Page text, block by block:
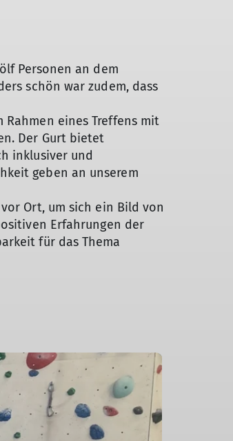
Personen an dem
schön war zudem, dass
eines Treffens mit
Der Gurt bietet
inklusiver und
geben an unserem
Ort, um sich ein Bild von
Erfahrungen der
für das Thema